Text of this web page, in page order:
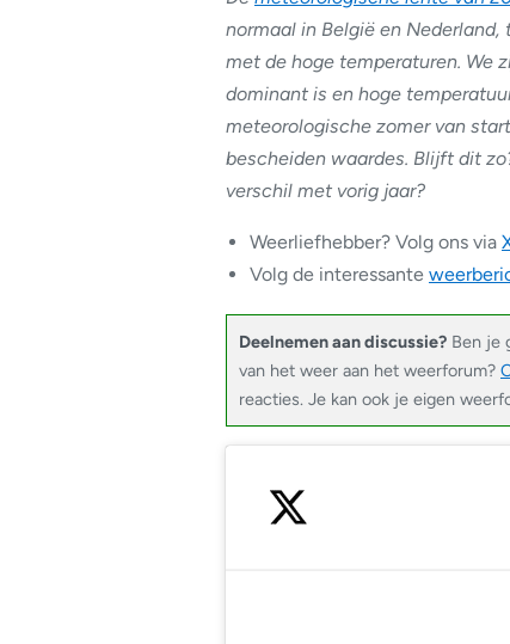
normaal in België en
met de hoge temperaturen. We
dominant is en hoge
meteorologische zomer van
bescheiden waardes. Blijft dit
verschil met vorig jaar?
Weerliefhebber? Volg ons via
Volg de interessante
Deelnemen aan discussie? Ben je
van het weer aan het weerforum?
reacties. Je kan ook je eigen